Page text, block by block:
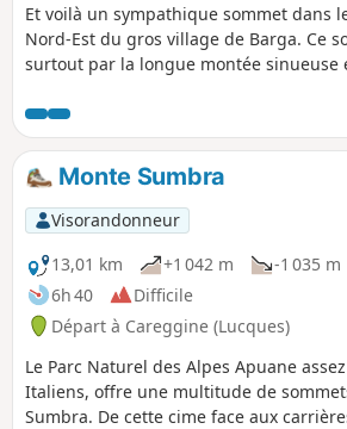
Et voilà un sympathique sommet dans
Nord-Est du gros village de Barga. Ce
surtout par la longue montée sinueuse
Monte Sumbra
Visorandonneur
13,01 km
+1 042 m
-1 035 m
6h 40
Difficile
Départ à Careggine (Lucques)
Le Parc Naturel des Alpes Apuane
Italiens, offre une multitude de
Sumbra. De cette cime face aux